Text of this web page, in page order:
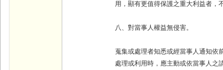
用，顯有更值得保護之重大利益者，
八、對當事人權益無侵害。
蒐集或處理者知悉或經當事人通知依
處理或利用時，應主動或依當事人之